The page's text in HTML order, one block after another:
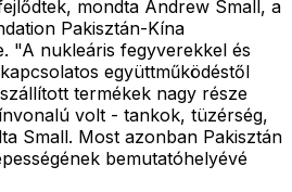
mondta Andrew Small, a
Pakisztán-Kína
"A nukleáris fegyverekkel és
együttműködéstől
termékek nagy része
volt - tankok, tüzérség,
Small. Most azonban Pakisztán
bemutatóhelyévé